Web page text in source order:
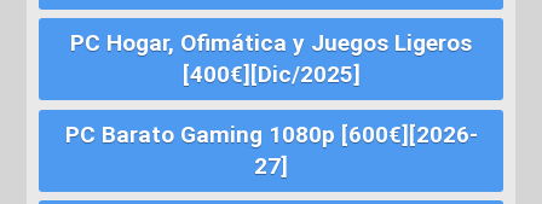
PC Hogar, Ofimática y Juegos Ligeros
[400€][Dic/2025]
PC Barato Gaming 1080p [600€][2026-
27]